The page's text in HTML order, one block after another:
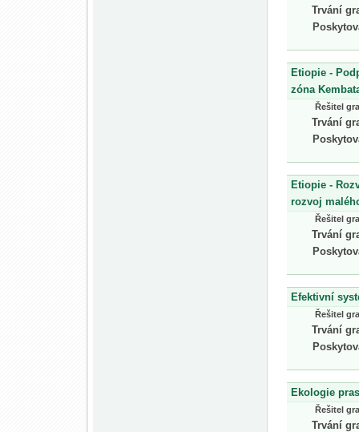
Trvání
Etiopie -
zóna
Řešitel
Trvání
Etiopie -
rozvoj
Řešitel
Trvání
Efektivní
Řešitel
Trvání
Ekologie
Řešitel
Trvání